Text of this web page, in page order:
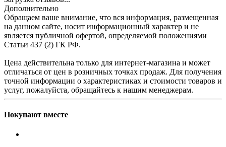
Дополнительно
Обращаем ваше внимание, что вся информация, размещенная
на данном сайте, носит информационный характер и не
является публичной офертой, определяемой положениями
Статьи 437 (2) ГК РФ.
Цена действительна только для интернет-магазина и может
отличаться от цен в розничных точках продаж. Для получения
точной информации о характеристиках и стоимости товаров и
услуг, пожалуйста, обращайтесь к нашим менеджерам.
Покупают вместе